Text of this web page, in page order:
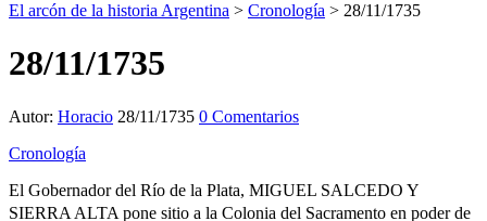
El arcón de la historia Argentina > Cronología > 28/11/1735
28/11/1735
Autor: Horacio 28/11/1735 0 Comentarios
Cronología
El Gobernador del Río de la Plata, MIGUEL SALCEDO Y
SIERRA ALTA pone sitio a la Colonia del Sacramento en poder de